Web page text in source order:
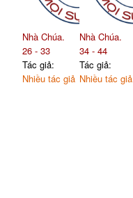
Nhà Chúa.
26 - 33
Tác giả:
Nhiều tác giả
Nhà Chúa.
34 - 44
Tác giả:
Nhiều tác giả